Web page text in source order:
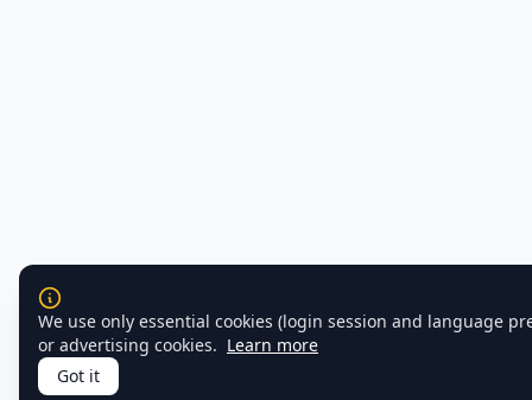
We use only essential cookies (login session and language
or advertising cookies. Learn more
Got it